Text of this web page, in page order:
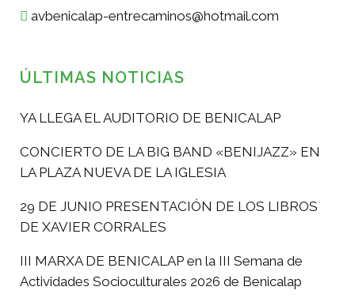
avbenicalap-entrecaminos@hotmail.com
ÚLTIMAS NOTICIAS
YA LLEGA EL AUDITORIO DE BENICALAP
CONCIERTO DE LA BIG BAND «BENIJAZZ» EN
LA PLAZA NUEVA DE LA IGLESIA
29 DE JUNIO PRESENTACIÓN DE LOS LIBROS
DE XAVIER CORRALES
III MARXA DE BENICALAP en la III Semana de
Actividades Socioculturales 2026 de Benicalap